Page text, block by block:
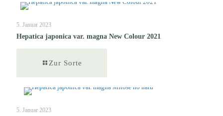
5. Januar 2023
Hepatica japonica var. magna New Colour 2021
Zur Sorte
5. Januar 2023